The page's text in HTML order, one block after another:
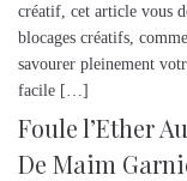
créatif, cet article vous
blocages créatifs,
savourer pleinement
facile […]
Foule l’Ether
De Maim